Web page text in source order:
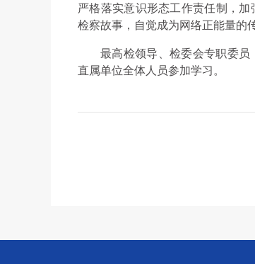
严格落实意识形态工作责任制，加
检察故事，自觉成为网络正能量的
最高检领导、检委会专职委
直属单位全体人员参加学习。